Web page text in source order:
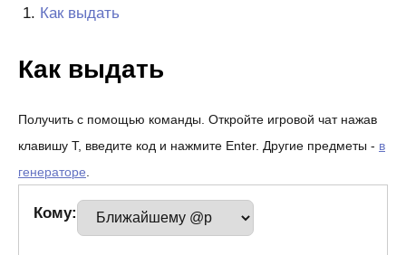
Как выдать
Как выдать
Получить с помощью команды. Откройте игровой чат нажав
клавишу T, введите код и нажмите Enter. Другие предметы - в
генераторе.
Кому: